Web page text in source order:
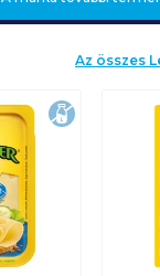
Az összes